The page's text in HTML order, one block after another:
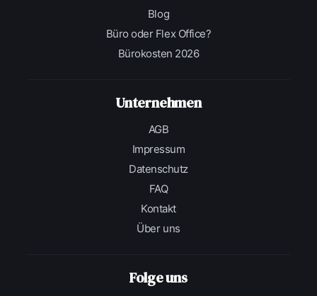
Blog
Büro oder Flex Office?
Bürokosten 2026
Unternehmen
AGB
Impressum
Datenschutz
FAQ
Kontakt
Über uns
Folge uns